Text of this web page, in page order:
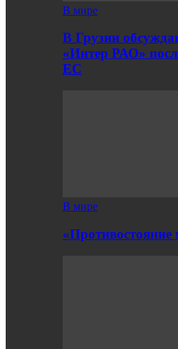
В мире
В Грузии
«Интер РАО»
ЕС
В мире
«Противостояние